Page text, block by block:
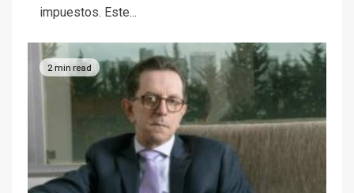
impuestos. Este...
2 min read